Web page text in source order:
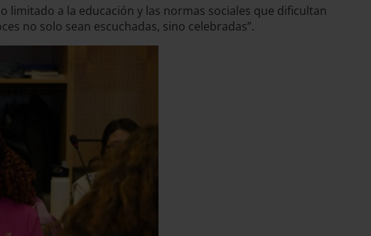
limitado a la educación y las normas sociales que dificultan
no solo sean escuchadas, sino celebradas”.